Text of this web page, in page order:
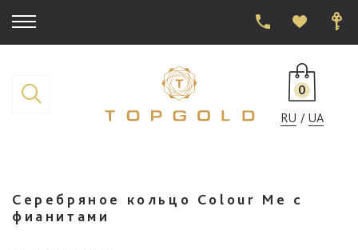
0
RU
UA
Серебряное кольцо Colour Me с
фианитами